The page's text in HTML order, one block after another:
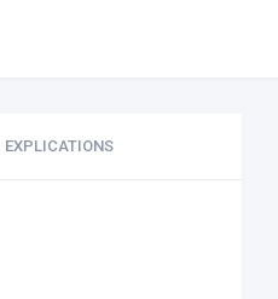
EXPLICATIONS